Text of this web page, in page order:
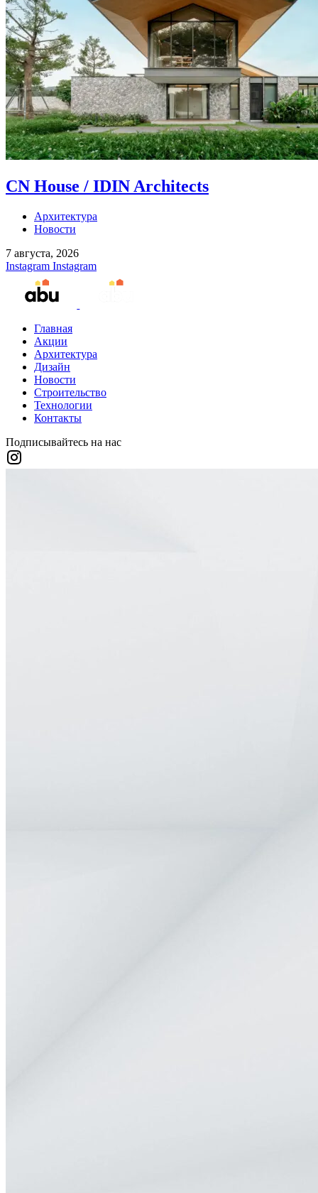
CN House / IDIN Architects
Архитектура
Новости
7 августа, 2026
Instagram Instagram
Главная
Акции
Архитектура
Дизайн
Новости
Строительство
Технологии
Контакты
Подписывайтесь на нас